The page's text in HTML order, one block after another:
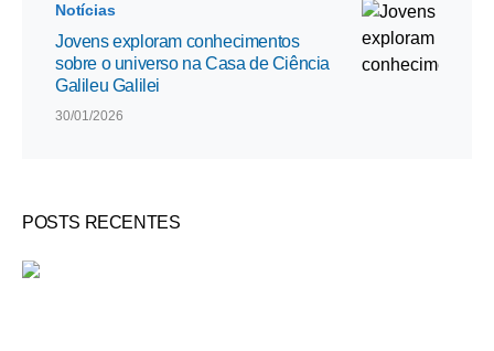
Notícias
Jovens exploram conhecimentos
sobre o universo na Casa de Ciência
Galileu Galilei
30/01/2026
POSTS RECENTES